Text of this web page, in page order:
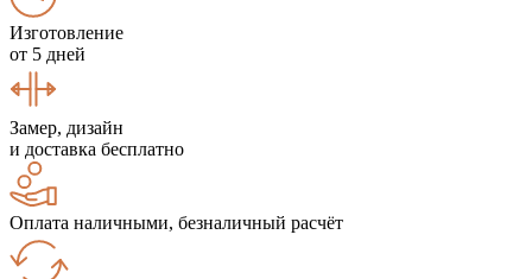
Изготовление
от 5 дней
Замер, дизайн
и доставка бесплатно
Оплата наличными, безналичный расчёт